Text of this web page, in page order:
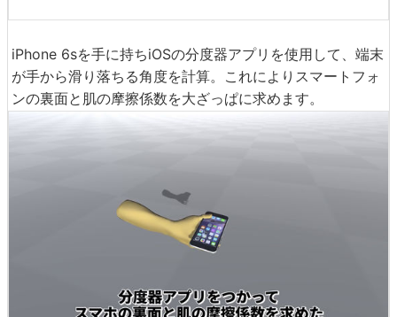
iPhone 6sを手に持ちiOSの分度器アプリを使用して、端末
が手から滑り落ちる角度を計算。これによりスマートフォ
ンの裏面と肌の摩擦係数を大ざっぱに求めます。